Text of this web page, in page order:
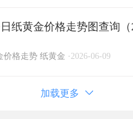
纸黄金价格走势图查询（
价格走势 纸黄金 · 2026-06-09
加载更多